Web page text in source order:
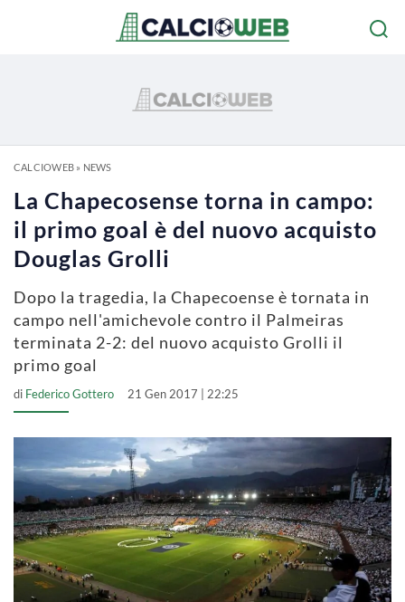
CALCIOWEB» NEWS
La Chapecosense torna in campo:
il primo goal è del nuovo acquisto
Douglas Grolli
Dopo la tragedia, la Chapecoense è tornata in
campo nell'amichevole contro il Palmeiras
terminata 2-2: del nuovo acquisto Grolli il
primo goal
di Federico Gottero 21 Gen 2017 | 22:25